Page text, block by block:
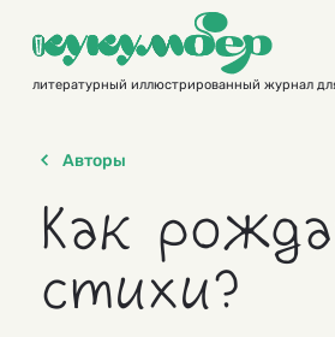
contentлитературный иллюстрированный журнал
Авторы
Как
стихи?